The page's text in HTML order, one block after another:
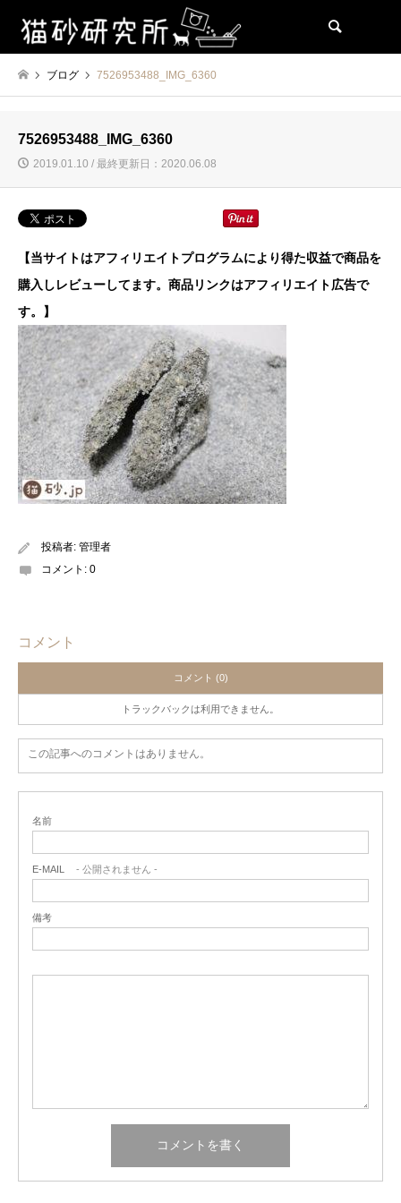
ブログ 7526953488_IMG_6360
7526953488_IMG_6360
2019.01.10 / 最終更新日：2020.06.08
【当サイトはアフィリエイトプログラムにより得た収益で商品を
購入しレビューしてます。商品リンクはアフィリエイト広告で
す。】
投稿者: 管理者
コメント: 0
コメント
コメント (0)
トラックバックは利用できません。
この記事へのコメントはありません。
名前
E-MAIL - 公開されません -
備考